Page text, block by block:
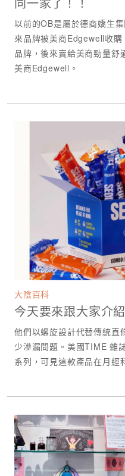
以前的OB是屬於德商嬌生
來品牌被美商Edgewell收
品牌，後來賣給美商勁量
美商Edgewell。
大陰百科
今天要來跟大家介
他們以螺旋設計代替傳統直
少滲漏問題。美國TIME 雜
系列，可見這款產品在月經